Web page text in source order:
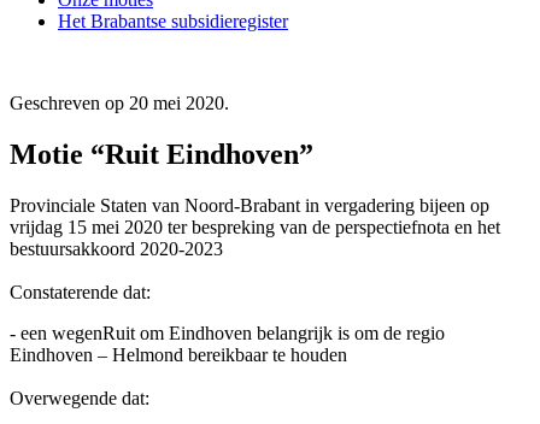
Het Brabantse subsidieregister
Geschreven op 20 mei 2020.
Motie “Ruit Eindhoven”
Provinciale Staten van Noord-Brabant in vergadering bijeen op
vrijdag 15 mei 2020 ter bespreking van de perspectiefnota en het
bestuursakkoord 2020-2023
Constaterende dat:
- een wegenRuit om Eindhoven belangrijk is om de regio
Eindhoven – Helmond bereikbaar te houden
Overwegende dat: